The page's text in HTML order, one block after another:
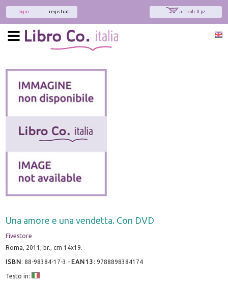
articoli: 0 pz.
registrati
login
Una amore e una vendetta. Con DVD
Fivestore
Roma, 2011; br., cm 14x19.
ISBN:88-98384-17-3 - EAN13 :9788898384174
Testo in: